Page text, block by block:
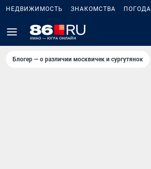
НЕДВИЖИМОСТЬ ЗНАКОМСТВА ПОГОДА
Блогер — о различии москвичек и сургутянок